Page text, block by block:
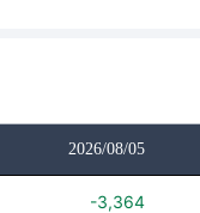
2026/08/05
-3,364